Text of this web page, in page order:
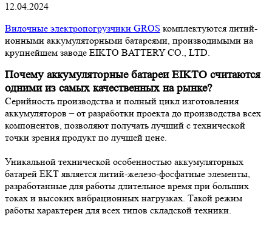
12.04.2024
Вилочные электропогрузчики GROS комплектуются литий-
ионными аккумуляторными батареями, производимыми на
крупнейшем заводе EIKTO BATTERY CO., LTD.
Почему аккумуляторные батареи EIKTO считаются
одними из самых качественных на рынке?
Серийность производства и полный цикл изготовления
аккумуляторов – от разработки проекта до производства всех
компонентов, позволяют получать лучший с технической
точки зрения продукт по лучшей цене.
Уникальной технической особенностью аккумуляторных
батарей EKT является литий-железо-фосфатные элементы,
разработанные для работы длительное время при больших
токах и высоких вибрационных нагрузках. Такой режим
работы характерен для всех типов складской техники.